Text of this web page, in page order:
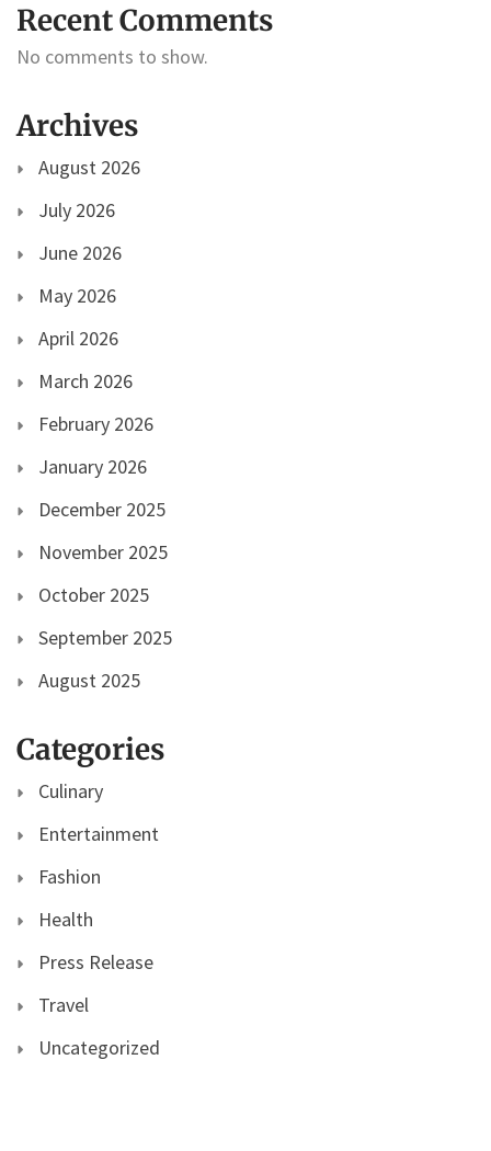
Recent Comments
No comments to show.
Archives
August 2026
July 2026
June 2026
May 2026
April 2026
March 2026
February 2026
January 2026
December 2025
November 2025
October 2025
September 2025
August 2025
Categories
Culinary
Entertainment
Fashion
Health
Press Release
Travel
Uncategorized